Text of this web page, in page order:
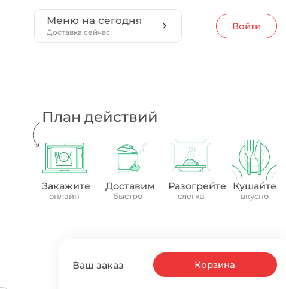
Меню на сегодня
Доставка сейчас
Войти
План действий
Закажите
онлайн
Доставим
быстро
Разогрейте
слегка
Кушайте
вкусно
Корзина
Ваш заказ